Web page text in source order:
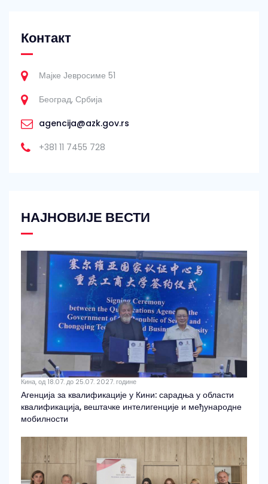
Контакт
Мајке Јевросиме 51
Београд, Србија
agencija@azk.gov.rs
+381 11 7455 728
НАЈНОВИЈЕ ВЕСТИ
Кина, од 18.07. до 25.07. 2027. године
Агенција за квалификације у Кини: сарадња у области
квалификација, вештачке интелигенције и међународне
мобилности